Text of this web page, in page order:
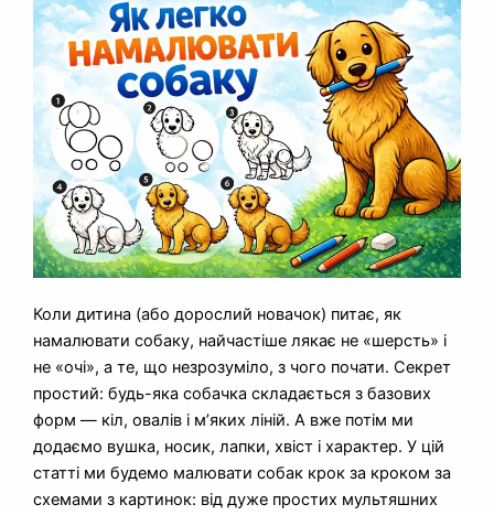
Коли дитина (або дорослий новачок) питає, як
намалювати собаку, найчастіше лякає не «шерсть» і
не «очі», а те, що незрозуміло, з чого почати. Секрет
простий: будь-яка собачка складається з базових
форм — кіл, овалів і м’яких ліній. А вже потім ми
додаємо вушка, носик, лапки, хвіст і характер. У цій
статті ми будемо малювати собак крок за кроком за
схемами з картинок: від дуже простих мультяшних